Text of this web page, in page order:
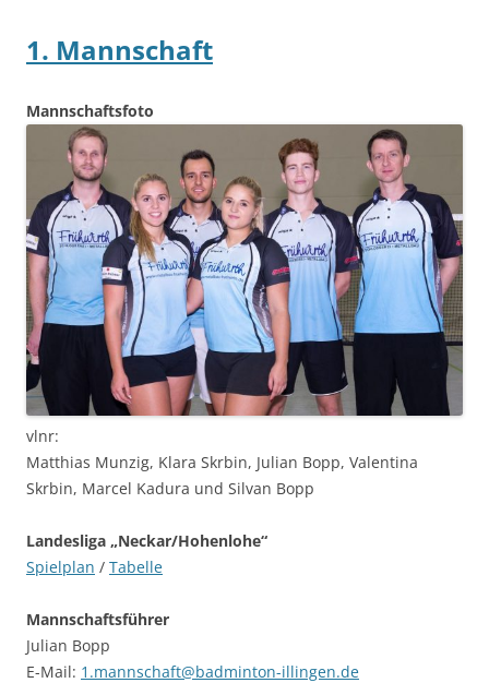
1. Mannschaft
Mannschaftsfoto
vlnr:
Matthias Munzig, Klara Skrbin, Julian Bopp, Valentina
Skrbin, Marcel Kadura und Silvan Bopp
Landesliga „Neckar/Hohenlohe“
Spielplan / Tabelle
Mannschaftsführer
Julian Bopp
E-Mail: 1.mannschaft@badminton-illingen.de